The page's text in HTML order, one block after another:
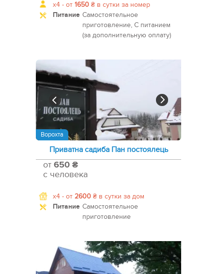
x4 - от 1650 ₴ в сутки за номер
Питание Самостоятельное
приготовление, С питанием
(за дополнительную оплату)
Ворохта
Приватна садиба Пан постоялець
от 650 ₴
с человека
x4 - от 2600 ₴ в сутки за дом
Питание Самостоятельное
приготовление